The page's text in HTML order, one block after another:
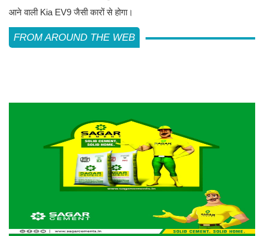
आने वाली Kia EV9 जैसी कारों से होगा।
FROM AROUND THE WEB